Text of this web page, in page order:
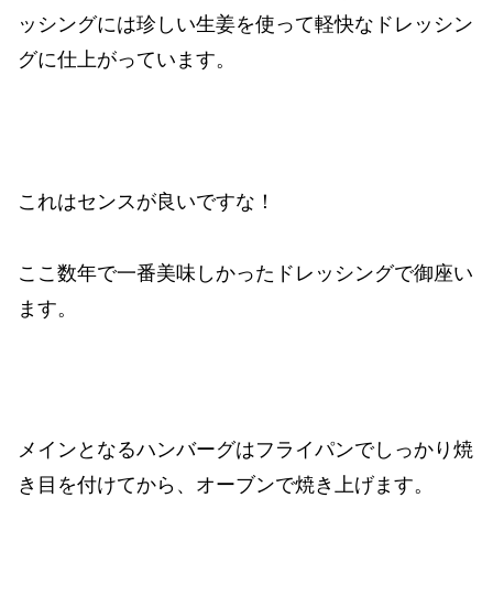
ッシングには珍しい生姜を使って軽快なドレッシン
グに仕上がっています。
これはセンスが良いですな！
ここ数年で一番美味しかったドレッシングで御座い
ます。
メインとなるハンバーグはフライパンでしっかり焼
き目を付けてから、オーブンで焼き上げます。